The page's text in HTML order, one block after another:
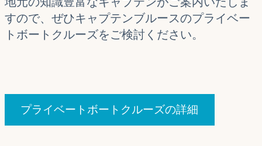
すので、ぜひキャプテンブルースのプライベー
トボートクルーズをご検討ください。
プライベートボートクルーズの詳細